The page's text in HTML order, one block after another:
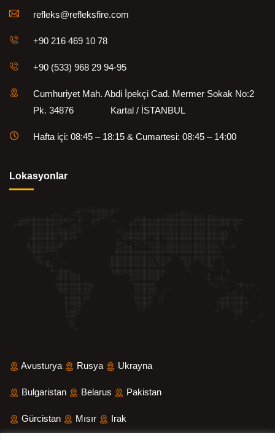
refleks@refleksfire.com
+90 216 469 10 78
+90 (533) 968 29 94-95
Cumhuriyet Mah. Abdi İpekçi Cad. Mermer Sokak No:2
Pk. 34876 Kartal / İSTANBUL
Hafta içi: 08:45 – 18:15 & Cumartesi: 08:45 – 14:00
Lokasyonlar
Avusturya Rusya Ukrayna
Bulgaristan Belarus Pakistan
Gürcistan Mısır Irak